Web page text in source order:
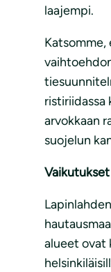
laajempi.
arvokkaan
suojelun
alueet ovat